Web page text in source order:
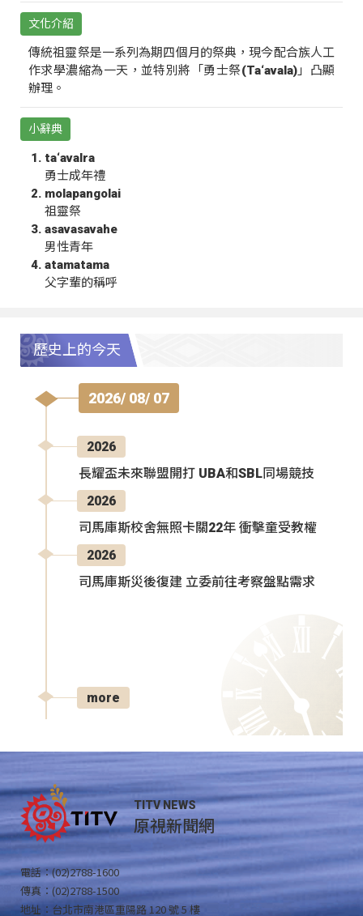
文化介紹
傳統祖靈祭是一系列為期四個月的祭典，現今配合族人工
作求學濃縮為一天，並特別將「勇士祭(Ta‘avala)」凸顯
辦理。
小辭典
ta‘avalra
勇士成年禮
molapangolai
祖靈祭
asavasavahe
男性青年
atamatama
父字輩的稱呼
歷史上的今天
2026/ 08/ 07
2026
長耀盃未來聯盟開打 UBA和SBL同場競技
2026
司馬庫斯校舍無照卡關22年 衝擊童受教權
2026
司馬庫斯災後復建 立委前往考察盤點需求
more
TITV NEWS
原視新聞網
電話：(02)2788-1600
傳真：(02)2788-1500
地址：台北市南港區重陽路 120 號 5 樓